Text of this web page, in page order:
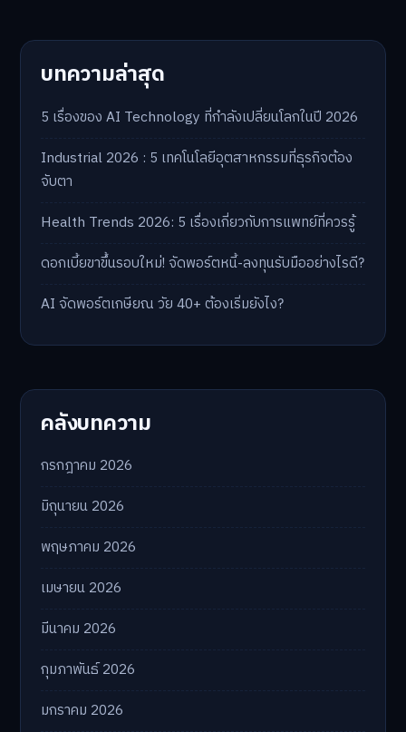
บทความล่าสุด
5 เรื่องของ AI Technology ที่กำลังเปลี่ยนโลกในปี 2026
Industrial 2026 : 5 เทคโนโลยีอุตสาหกรรมที่ธุรกิจต้อง
จับตา
Health Trends 2026: 5 เรื่องเกี่ยวกับการแพทย์ที่ควรรู้
ดอกเบี้ยขาขึ้นรอบใหม่! จัดพอร์ตหนี้-ลงทุนรับมืออย่างไรดี?
AI จัดพอร์ตเกษียณ วัย 40+ ต้องเริ่มยังไง?
คลังบทความ
กรกฎาคม 2026
มิถุนายน 2026
พฤษภาคม 2026
เมษายน 2026
มีนาคม 2026
กุมภาพันธ์ 2026
มกราคม 2026